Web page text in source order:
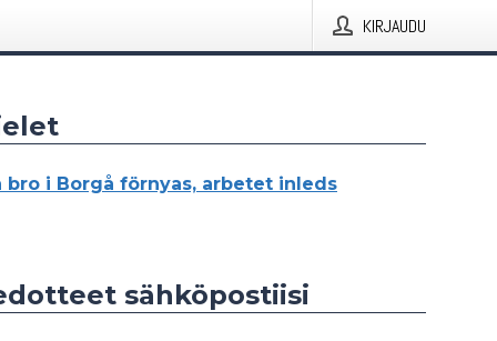
KIRJAUDU
bro i Borgå förnyas, arbetet inleds
sähköpostiisi